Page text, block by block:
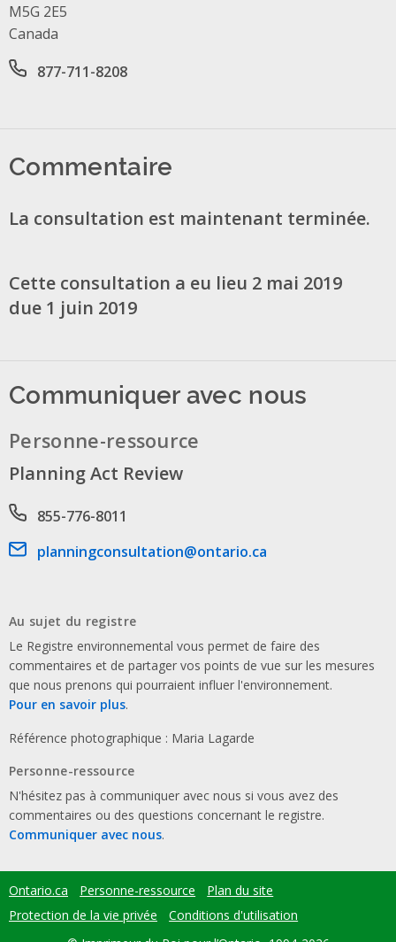
M5G 2E5
Canada
Office phone number
877-711-8208
Commentaire
La consultation est maintenant terminée.
Cette consultation a eu lieu 2 mai 2019
due 1 juin 2019
Communiquer avec nous
Personne-ressource
Planning Act Review
Phone number
855-776-8011
Email address
planningconsultation@ontario.ca
Au sujet du registre
Le Registre environnemental vous permet de faire des
commentaires et de partager vos points de vue sur les mesures
que nous prenons qui pourraient influer l'environnement.
Pour en savoir plus.
Référence photographique : Maria Lagarde
Personne-ressource
N'hésitez pas à communiquer avec nous si vous avez des
commentaires ou des questions concernant le registre.
Communiquer avec nous.
Footer
menu
Ontario.ca Personne-ressource
Plan du site
Protection de la vie privée
Conditions d'utilisation